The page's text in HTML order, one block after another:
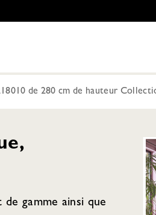
de 280 cm de hauteur
gamme ainsi que